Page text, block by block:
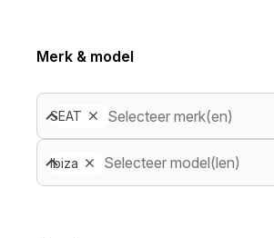
Merk & model
SEAT Selecteer merk(en)
Ibiza Selecteer model(len)